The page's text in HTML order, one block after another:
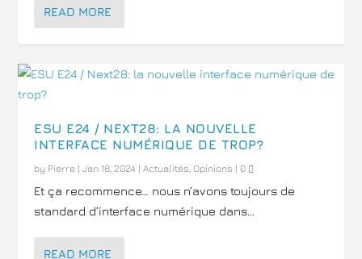
READ MORE
ESU E24 / NEXT28: LA NOUVELLE
INTERFACE NUMÉRIQUE DE TROP?
by Pierre |Jan 18, 2024 |Actualités, Opinions |0
Et ça recommence… nous n’avons toujours de
standard d’interface numérique dans...
READ MORE